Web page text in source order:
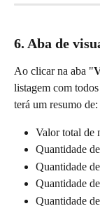
6. Aba de
Ao clicar na aba "
listagem com
terá um resumo de:
Valor total de
Quantidade
Quantidade
Quantidade
Quantidade